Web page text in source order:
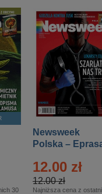
30
Newsweek
Polska –
12.00 zł
12.00 zł
Najniższa cena z